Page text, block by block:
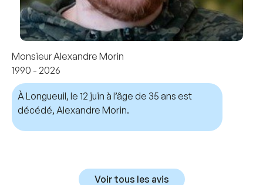
Monsieur Alexandre Morin
1990 - 2026
À Longueuil, le 12 juin à l’âge de 35 ans est
décédé, Alexandre Morin.
Voir tous les avis